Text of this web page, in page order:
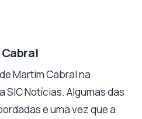
Martim Cabral na
SIC Notícias. Algumas das
e uma vez que a